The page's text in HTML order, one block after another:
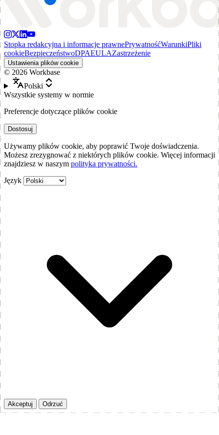
Stopka redakcyjna i informacje prawnePrywatnośćWarunkiPliki
cookieBezpieczeństwoDPAEULAZastrzeżenie
Ustawienia plików cookie
© 2026 Workbase
Polski
Wszystkie systemy w normie
Preferencje dotyczące plików cookie
Dostosuj
Używamy plików cookie, aby poprawić Twoje doświadczenia.
Możesz zrezygnować z niektórych plików cookie. Więcej informacji
znajdziesz w naszym polityka prywatności.
Język
Akceptuj Odrzuć